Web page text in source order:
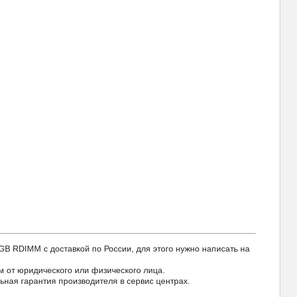
с доставкой по России, для этого нужно написать на
юридического или физического лица.
гарантия производителя в сервис центрах.